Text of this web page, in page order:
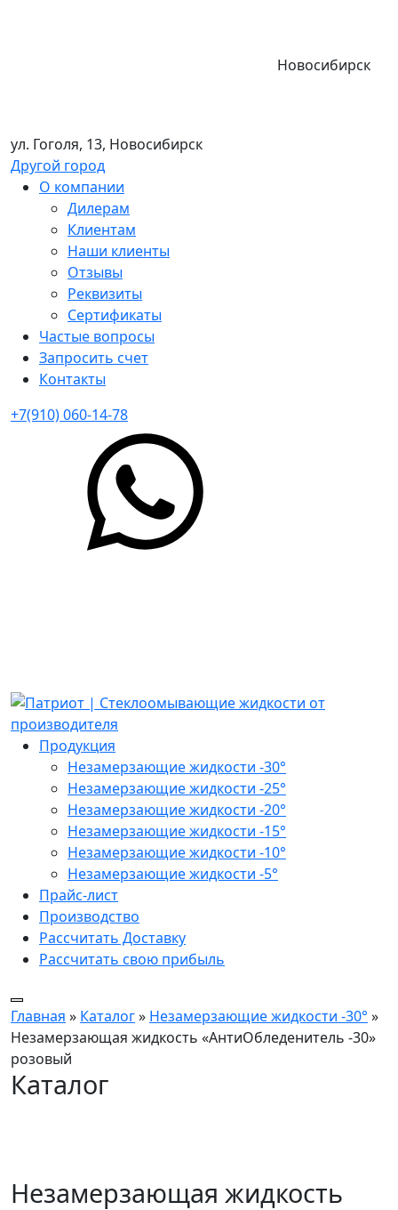
Новосибирск
ул. Гоголя, 13, Новосибирск
Другой город
О компании
Дилерам
Клиентам
Наши клиенты
Отзывы
Реквизиты
Сертификаты
Частые вопросы
Запросить счет
Контакты
+7(910) 060-14-78
Продукция
Незамерзающие жидкости -30°
Незамерзающие жидкости -25°
Незамерзающие жидкости -20°
Незамерзающие жидкости -15°
Незамерзающие жидкости -10°
Незамерзающие жидкости -5°
Прайс-лист
Производство
Рассчитать Доставку
Рассчитать свою прибыль
Главная » Каталог» Незамерзающие жидкости -30° »
Незамерзающая жидкость «АнтиОбледенитель -30»
розовый
Каталог
Незамерзающая жидкость